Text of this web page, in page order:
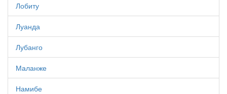
Лобиту
Луанда
Лубанго
Маланже
Намибе